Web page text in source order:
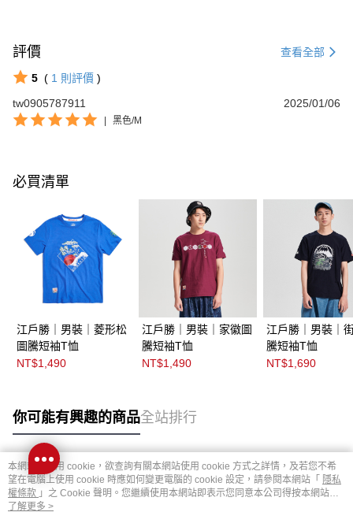
評價 查看全部
5 ( 1 則評價 )
tw0905787911
2025/01/06
| 黑色/M
必買清單
江戶勝｜男裝｜菱形松
圖騰短袖T恤
NT$1,490
江戶勝｜男裝｜家徽圖
騰短袖T恤
NT$1,490
江戶勝｜男裝｜
騰短袖T恤
NT$1,690
你可能有興趣的商品全站排行
熱門標籤
本網站中使用 cookie，欲查詢有關本網站使用 cookie 方式之詳情，及若您不希
望在電腦上使用 cookie 時應如何變更電腦的 cookie 設定，請參閱本網站「 隱私
權條款 」之 Cookie 聲明。您繼續使用本網站即表示您同意本公司得按本網站使
用條款之 Cookie 聲明使用 cookie。
了解更多 >